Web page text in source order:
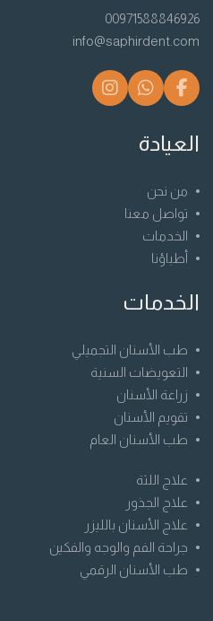
00971588846926
info@saphirdent.com
العيادة
من نحن
تواصل معنا
الخدمات
أطباؤنا
الخدمات
طب الأسنان التجميلي
التعويضات السنية
زراعة الأسنان
تقويم الأسنان
طب الأسنان العام
علاج اللثة
علاج الجذور
علاج الأسنان بالليزر
جراحة الفم والوجه والفكين
طب الأسنان الرقمي